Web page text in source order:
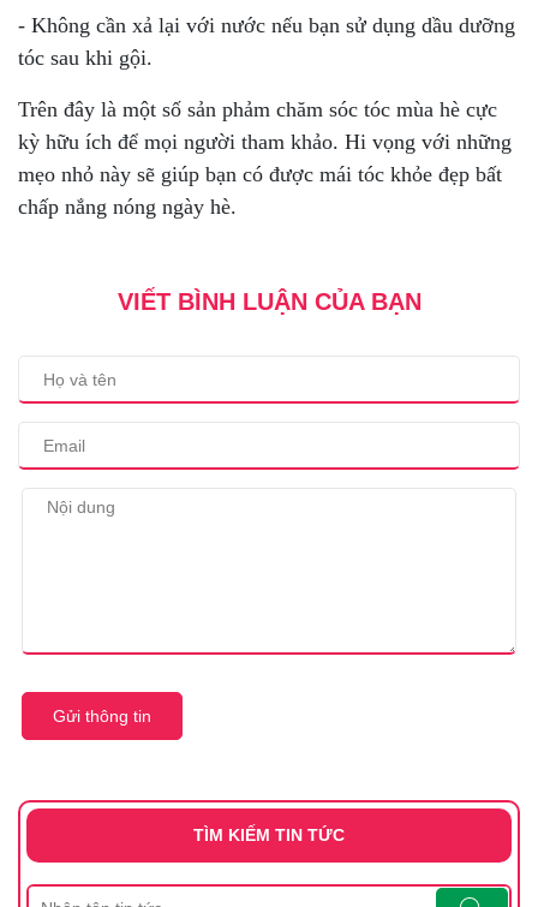
- Không cần xả lại với nước nếu bạn sử dụng dầu dưỡng
tóc sau khi gội.
Trên đây là một số sản phảm chăm sóc tóc mùa hè cực
kỳ hữu ích để mọi người tham khảo. Hi vọng với những
mẹo nhỏ này sẽ giúp bạn có được mái tóc khỏe đẹp bất
chấp nắng nóng ngày hè.
VIẾT BÌNH LUẬN CỦA BẠN
Gửi thông tin
TÌM KIẾM TIN TỨC